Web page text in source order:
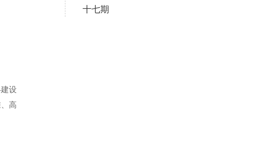
设
高
十七期